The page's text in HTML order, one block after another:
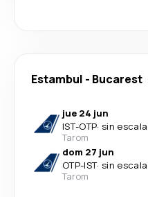
Estambul - Bucarest
jue 24 jun
IST-OTP· sin escala
Tarom
dom 27 jun
OTP-IST· sin escala
Tarom